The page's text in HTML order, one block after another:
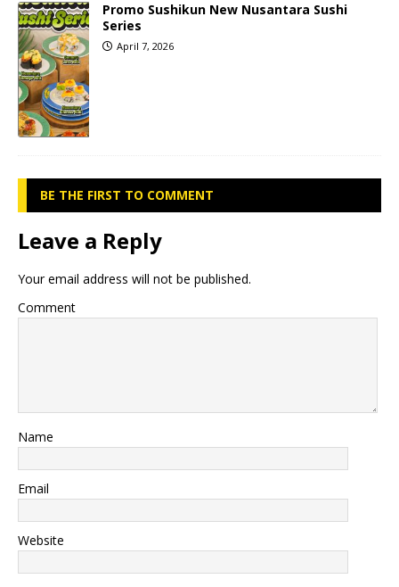
Promo Sushikun New Nusantara Sushi
Series
April 7, 2026
BE THE FIRST TO COMMENT
Leave a Reply
Your email address will not be published.
Comment
Name
Email
Website